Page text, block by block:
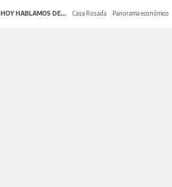
HOY HABLAMOS DE... Casa Rosada Panorama económico